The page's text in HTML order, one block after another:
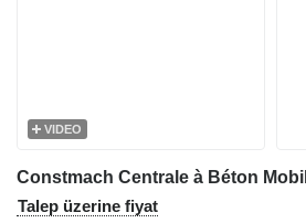
VIDEO
Constmach Centrale à Béton
Talep üzerine fiyat